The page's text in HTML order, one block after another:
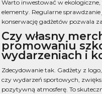
Warto inwestować w
elementy. Regularne
konserwację gadżetów pozwala
Czy własny
promowaniu
wydarzeniach i
Zdecydowanie tak. Gadżety z
czy wydarzeń sportowych,
pozytywną atmosferę. To